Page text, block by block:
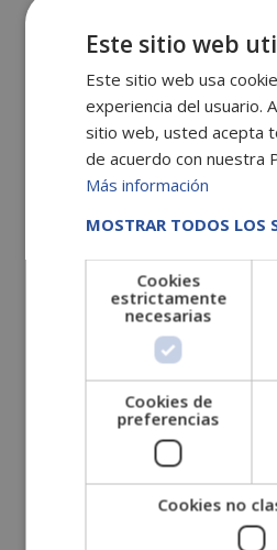
octubre 2022
agosto 2022
julio 2022
junio 2022
mayo 2022
abril 2022
marzo 2022
febrero 2022
enero 2022
diciembre 2021
noviembre 2021
octubre 2021
septiembre 2021
agosto 2021
Este sitio web
Este sitio web usa
experiencia del usuario.
sitio web, usted acepta
de acuerdo con nuestra
Más información
MOSTRAR TODOS LOS
Cookies
estrictamente
necesarias
Cookies de
preferencias
Cookies no